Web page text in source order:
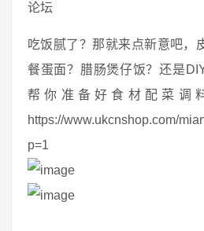
论坛
吃饭腻了？那就来点新意吧，
餐蛋面？腊肠煲仔饭？还是
帮你准备好食材配菜调
https://www.ukcnshop.com/
p=1